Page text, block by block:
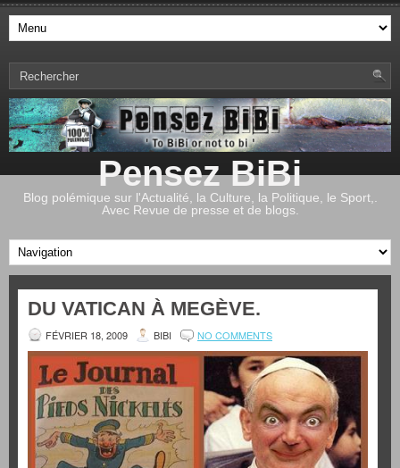
Pensez BiBi
Blog polémique sur l'Actualité, la Culture, la Politique, le Sport,.
Avec Revue de presse et de blogs.
DU VATICAN À MEGÈVE.
FÉVRIER 18, 2009 BIBI NO COMMENTS